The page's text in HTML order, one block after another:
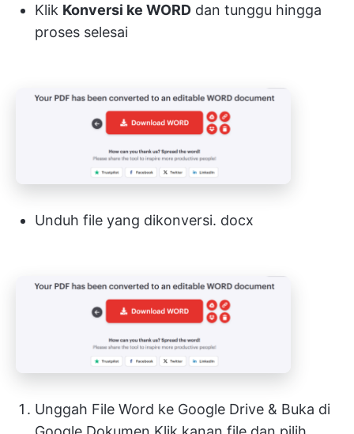
Klik Konversi ke WORD dan tunggu hingga
proses selesai
Unduh file yang dikonversi. docx
Unggah File Word ke Google Drive & Buka di